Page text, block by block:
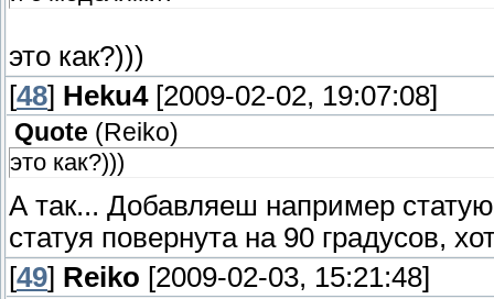
это как?)))
[48] Heku4[2009-02-02, 19:07:08]
Quote ( Reiko)
это как?)))
А так... Добавляеш например
статуя повернута на 90 градусов,
[49] Reiko [2009-02-03, 15:21:48]